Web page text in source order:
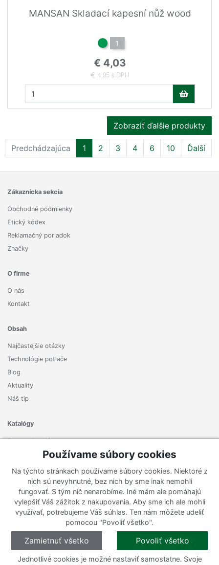
MANSAN Skladací kapesní nůž wood
1
€ 4,03
€ 4,95 s DPH
Zobraziť ďalšie produkty
Predchádzajúca 1 2 3 4 6 10 Ďalší
Zákaznícka sekcia
Obchodné podmienky
Etický kódex
Reklamačný poriadok
Značky
O firme
O nás
Kontakt
Obsah
Najčastejšie otázky
Technológie potlače
Blog
Aktuality
Náš tip
Katalógy
Zoznam katalógov
Zaregistrujte sa k odberu nášho newslettera a nenechajte si
ujsť žiadne ponuky ani nové produkty.
Používame súbory cookies
Na týchto stránkach používame súbory cookies. Niektoré z
nich sú nevyhnutné, bez nich by sme inak nemohli
fungovať. S tým nič nenarobíme. Iné mám ale pomáhajú
vylepšiť Váš zážitok z nakupovania. Aby sme ich ale mohli
využívať, potrebujeme Váš súhlas. Ten nám môžete udeliť
pomocou "Povoliť všetko".
Zamietnuť všetko Povoliť všetko
Jednotlivé cookies je možné nastaviť samostatne. Svoje